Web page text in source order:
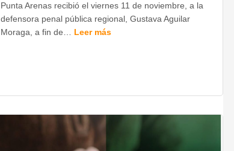
Punta Arenas recibió el viernes 11 de noviembre, a la
defensora penal pública regional, Gustava Aguilar
Moraga, a fin de… Leer más